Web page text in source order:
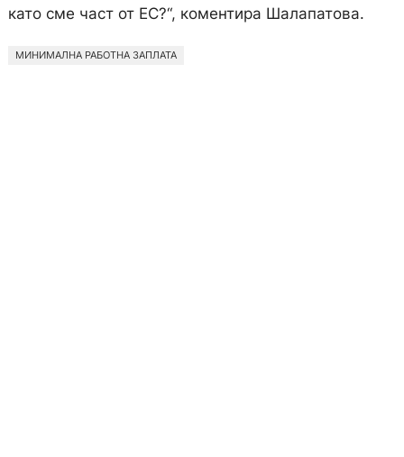
като сме част от ЕС?“, коментира Шалапатова.
МИНИМАЛНА РАБОТНА ЗАПЛАТА